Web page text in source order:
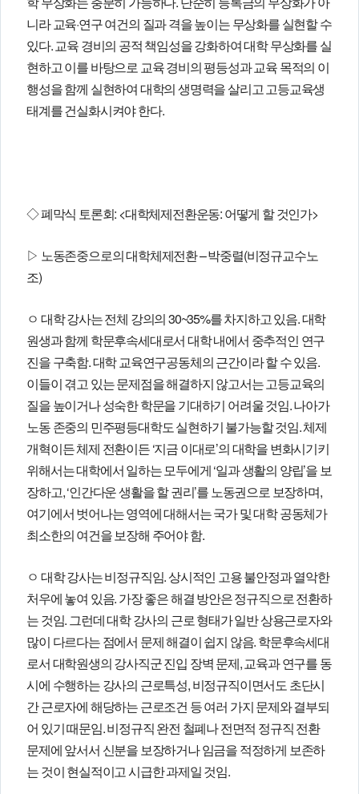
니라 교육·연구 여건의 질과 격을 높이는 무상화를 실현할 수
있다. 교육 경비의 공적 책임성을 강화하여 대학 무상화를 실
현하고 이를 바탕으로 교육 경비의 평등성과 교육 목적의 이
행성을 함께 실현하여 대학의 생명력을 살리고 고등교육생
태계를 건실화시켜야 한다.
◇ 폐막식 토론회: <대학체제전환운동: 어떻게 할 것인가>
▷ 노동존중으로의 대학체제전환 – 박중렬(비정규교수노
조)
ㅇ 대학 강사는 전체 강의의 30~35%를 차지하고 있음. 대학
원생과 함께 학문후속세대로서 대학 내에서 중추적인 연구
진을 구축함. 대학 교육연구공동체의 근간이라 할 수 있음.
이들이 겪고 있는 문제점을 해결하지 않고서는 고등교육의
질을 높이거나 성숙한 학문을 기대하기 어려울 것임. 나아가
노동 존중의 민주평등대학도 실현하기 불가능할 것임. 체제
개혁이든 체제 전환이든 ‘지금 이대로’의 대학을 변화시기키
위해서는 대학에서 일하는 모두에게 ‘일과 생활의 양립’을 보
장하고, ‘인간다운 생활을 할 권리’를 노동권으로 보장하며,
여기에서 벗어나는 영역에 대해서는 국가 및 대학 공동체가
최소한의 여건을 보장해 주어야 함.
ㅇ 대학 강사는 비정규직임. 상시적인 고용 불안정과 열악한
처우에 놓여 있음. 가장 좋은 해결 방안은 정규직으로 전환하
는 것임. 그런데 대학 강사의 근로 형태가 일반 상용근로자와
많이 다르다는 점에서 문제 해결이 쉽지 않음. 학문후속세대
로서 대학원생의 강사직군 진입 장벽 문제, 교육과 연구를 동
시에 수행하는 강사의 근로특성, 비정규직이면서도 초단시
간 근로자에 해당하는 근로조건 등 여러 가지 문제와 결부되
어 있기 때문임. 비정규직 완전 철폐나 전면적 정규직 전환
문제에 앞서서 신분을 보장하거나 임금을 적정하게 보존하
는 것이 현실적이고 시급한 과제일 것임.